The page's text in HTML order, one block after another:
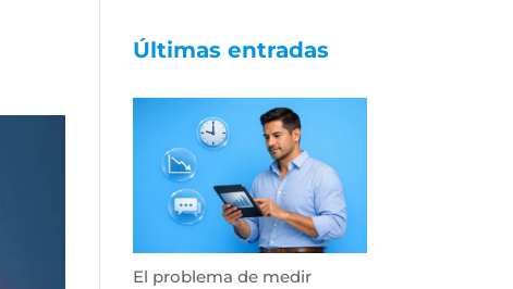
Últimas entradas
El problema de medir